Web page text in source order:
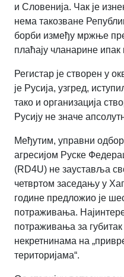
и Словенија. Чак је
нема такозване
борби између мржње
плаћају чланарине
Регистар је створен у
је Русија, узгред,
тако и организација
Русију не значе
Међутим, управни
агресијом Руске
(RD4U) не зауставља
четвртом заседању у
године предложио је
потраживања.
потраживања за
некретнинама на
територијама“.